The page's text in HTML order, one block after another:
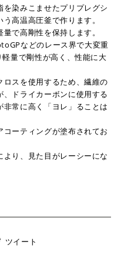
を染みこませたプリプレグシ
高温高圧釜で作ります。
で高剛性を保持します。
などのレース界で大変重
量で剛性が高く、性能に大
ロスを使用するため、繊維の
ドライカーボンに使用する
常に高く「ヨレ」ることは
ーティングが塗布されてお
り、見た目がレーシーにな
ツイート